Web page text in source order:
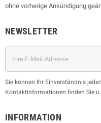
ohne vorherige Ankündigung
NEWSLETTER
Sie können Ihr Einverständnis
Kontaktinformationen finden Sie
INFORMATION